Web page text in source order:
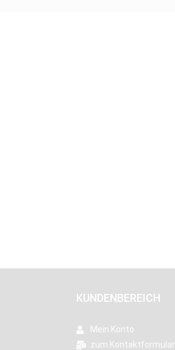
KUNDENBEREICH
Mein Konto
zum Kontaktformular